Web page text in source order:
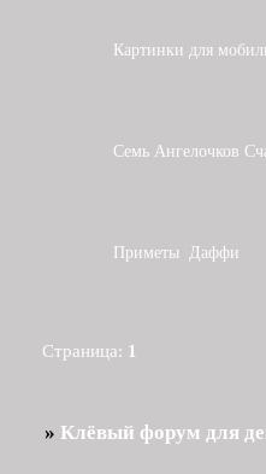
Картинки для
Семь Ангелочков
Приметы Даффи
Страница: 1
» Клёвый форум для